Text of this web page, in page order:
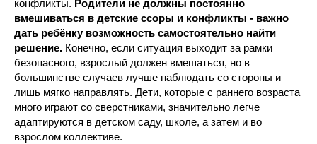
конфликты. Родители не должны постоянно
вмешиваться в детские ссоры и конфликты - важно
дать ребёнку возможность самостоятельно найти
решение. Конечно, если ситуация выходит за рамки
безопасного, взрослый должен вмешаться, но в
большинстве случаев лучше наблюдать со стороны и
лишь мягко направлять. Дети, которые с раннего возраста
много играют со сверстниками, значительно легче
адаптируются в детском саду, школе, а затем и во
взрослом коллективе.